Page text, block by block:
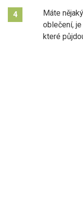
4
Máte
oblečení,
které